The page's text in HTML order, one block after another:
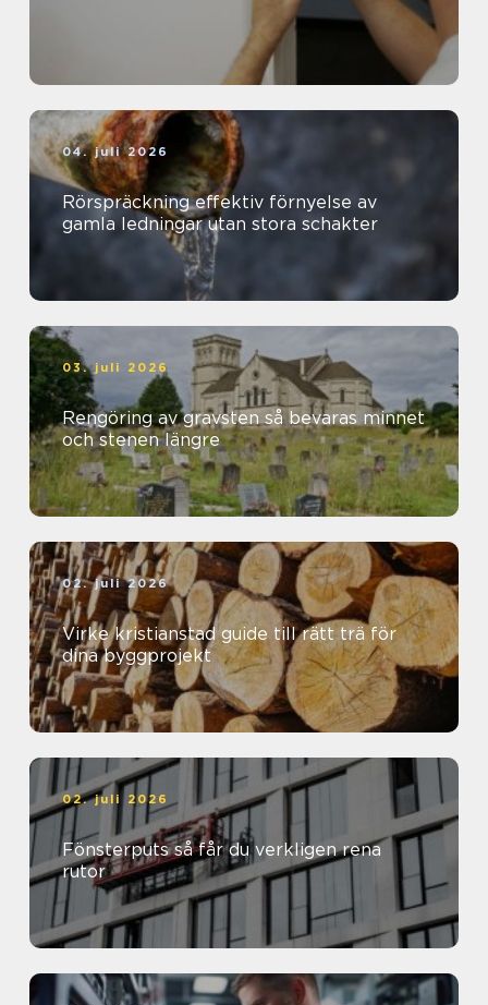
04. juli 2026
Rörspräckning effektiv förnyelse av
gamla ledningar utan stora schakter
03. juli 2026
Rengöring av gravsten så bevaras minnet
och stenen längre
02. juli 2026
Virke kristianstad guide till rätt trä för
dina byggprojekt
02. juli 2026
Fönsterputs så får du verkligen rena
rutor